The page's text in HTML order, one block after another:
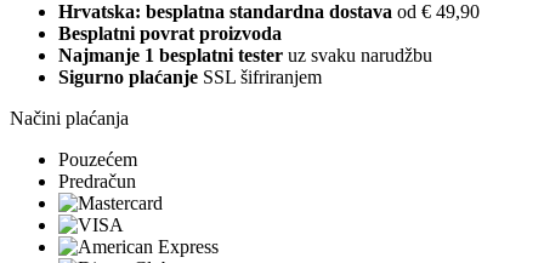
Hrvatska: besplatna standardna dostava od € 49,90
Besplatni povrat proizvoda
Najmanje 1 besplatni tester uz svaku narudžbu
Sigurno plaćanje SSL šifriranjem
Načini plaćanja
Pouzećem
Predračun